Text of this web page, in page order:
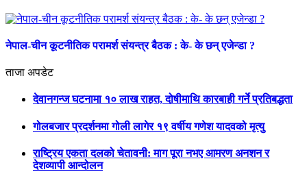
नेपाल-चीन कूटनीतिक परामर्श संयन्त्र बैठक : के- के छन् एजेन्डा ?
ताजा अपडेट
देवानगन्ज घटनामा १० लाख राहत, दोषीमाथि कारबाही गर्ने प्रतिबद्धता
गोलबजार प्रदर्शनमा गोली लागेर १९ वर्षीय गणेश यादवको मृत्यु
राष्ट्रिय एकता दलको चेतावनी: माग पूरा नभए आमरण अनशन र
देशव्यापी आन्दोलन